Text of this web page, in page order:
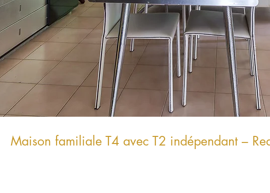
Maison familiale T4 avec T2 indépendant –